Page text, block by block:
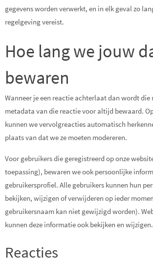
gegevens worden verwerkt, en in elk geval zo
regelgeving vereist.
Hoe lang we jouw
bewaren
Wanneer je een reactie achterlaat dan wordt die
metadata van die reactie voor altijd bewaard.
kunnen we vervolgreacties automatisch
plaats van dat we ze moeten modereren.
Voor gebruikers die geregistreerd op onze
toepassing), bewaren we ook persoonlijke
gebruikersprofiel. Alle gebruikers kunnen hun
bekijken, wijzigen of verwijderen op ieder
gebruikersnaam kan niet gewijzigd worden).
kunnen deze informatie ook bekijken en wijzigen.
Reacties